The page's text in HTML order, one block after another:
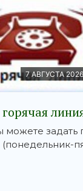
7 АВГУСТА
задать
(понедельник-